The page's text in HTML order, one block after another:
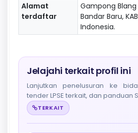
Alamat
terdaftar
Gampong
Bandar Baru,
Indonesia.
Jelajahi terkait profil ini
Lanjutkan penelusuran ke
tender LPSE terkait, dan panduan
TERKAIT